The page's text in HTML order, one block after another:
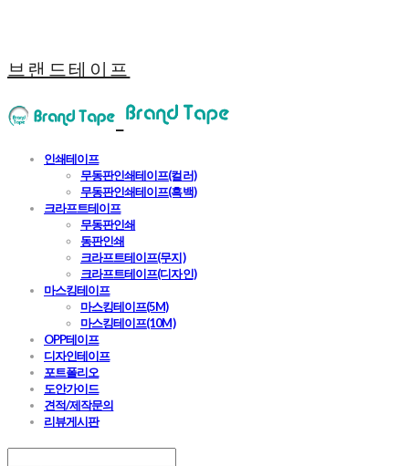
브랜드테이프
인쇄테이프
무동판인쇄테이프(컬러)
무동판인쇄테이프(흑백)
크라프트테이프
무동판인쇄
동판인쇄
크라프트테이프(무지)
크라프트테이프(디자인)
마스킹테이프
마스킹테이프(5M)
마스킹테이프(10M)
OPP테이프
디자인테이프
포트폴리오
도안가이드
견적/제작문의
리뷰게시판